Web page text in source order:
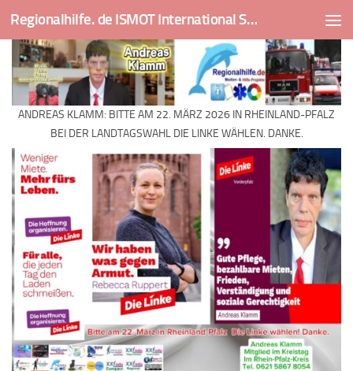
Skip to content Regionalhilfe. de ISMOT International Social And Medical Outreach Team
ANDREAS KLAMM: BITTE AM 22. MÄRZ 2026 IN RHEINLAND-PFALZ
BEI DER LANDTAGSWAHL DIE LINKE WÄHLEN. DANKE.